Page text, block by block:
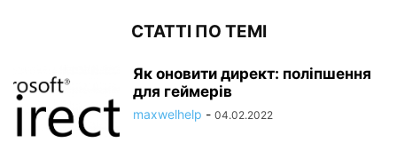
СТАТТІ ПО ТЕМІ
Як оновити директ: поліпшення
для геймерів
maxwelhelp - 04.02.2022